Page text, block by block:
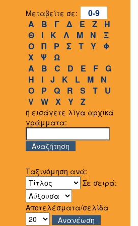
Μεταβείτε σε:
0-9
Α
Β Γ Δ Ε Ζ
Η
Θ
Ι Κ Λ Μ Ν
Ξ
Ο
Π Ρ Σ Τ Υ
Φ
Χ
Ψ
Ω
A
B C D E F
G
H
I J K L M
N
O
P Q R S T
U
V
W X Y Z
ή εισάγετε λίγα αρχικά
γράμματα:
Ταξινόμηση ανά:
Σε σειρά:
Αποτελέσματα/σελίδα